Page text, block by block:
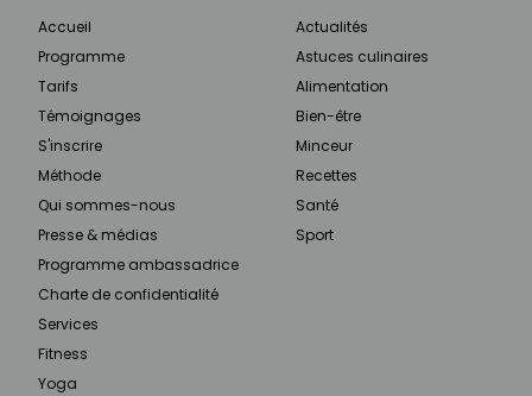
Accueil
Programme
Tarifs
Témoignages
S'inscrire
Méthode
Qui sommes-nous
Presse & médias
Programme ambassadrice
Charte de confidentialité
Services
Fitness
Yoga
Actualités
Astuces culinaires
Alimentation
Bien-être
Minceur
Recettes
Santé
Sport